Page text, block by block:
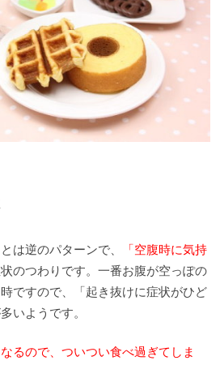
は逆のパターンで、
「空腹時に気持
のつわりです。一番お腹が空っぽの
ですので、「起き抜けに症状がひど
いようです。
るので、ついつい食べ過ぎてしま